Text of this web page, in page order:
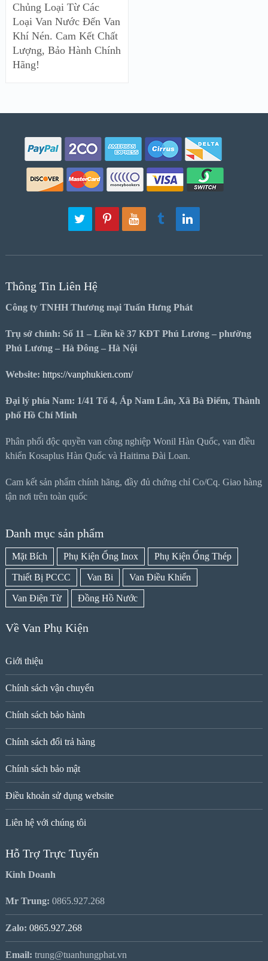
Chủng Loại Từ Các
Loại Van Nước Đến Van
Khí Nén. Cam Kết Chất
Lượng, Bảo Hành Chính
Hãng!
Thông Tin Liên Hệ
Công ty TNHH Thương mại Tuấn Hưng Phát
Trụ sở chính: Số 11 – Liền kề 37 KĐT Phú Lương – phường
Phú Lương – Hà Đông – Hà Nội
Website: https://vanphukien.com/
Đại lý phía Nam: 1/41 Tổ 4, Áp Nam Lân, Xã Bà Điểm, Thành
phố Hồ Chí Minh
Phân phối độc quyền van công nghiệp Wonil Hàn Quốc, van điều
khiển Kosaplus Hàn Quốc và Haitima Đài Loan.
Cam kết sản phẩm chính hãng, đầy đủ chứng chỉ Co/Cq. Giao hàng
tận nơi trên toàn quốc
Danh mục sản phẩm
Mặt Bích Phụ Kiện Ống Inox Phụ Kiện Ống Thép
Thiết Bị PCCC Van Bi Van Điều Khiển
Van Điện Từ Đồng Hồ Nước
Về Van Phụ Kiện
Giới thiệu
Chính sách vận chuyển
Chính sách bảo hành
Chính sách đổi trả hàng
Chính sách bảo mật
Điều khoản sử dụng website
Liên hệ với chúng tôi
Hỗ Trợ Trực Tuyến
Kinh Doanh
Mr Trung: 0865.927.268
Zalo: 0865.927.268
Email: trung@tuanhungphat.vn